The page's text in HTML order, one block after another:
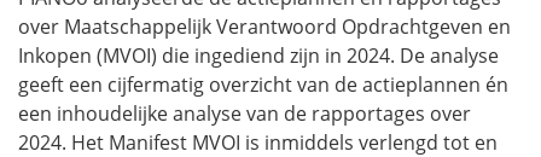
over Maatschappelijk Verantwoord Opdrachtgeven en
Inkopen (MVOI) die ingediend zijn in 2024. De analyse
geeft een cijfermatig overzicht van de actieplannen én
een inhoudelijke analyse van de rapportages over
2024. Het Manifest MVOI is inmiddels verlengd tot en